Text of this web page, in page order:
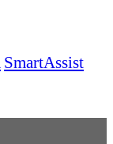
SmartAssist